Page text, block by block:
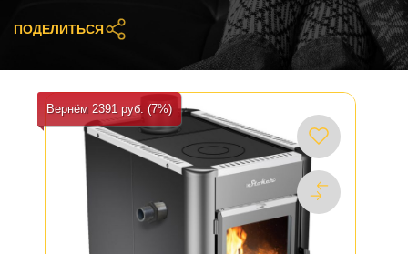
ПОДЕЛИТЬСЯ
Вернём 2391 руб. (7%)